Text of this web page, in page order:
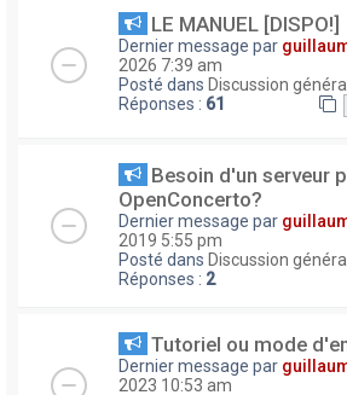
LE MANUEL [DISPO!]
Dernier message par
2026 7:39 am
Posté dans Discussion
Réponses : 61
Besoin d'un serveur
OpenConcerto?
Dernier message par
2019 5:55 pm
Posté dans Discussion
Réponses : 2
Tutoriel ou mode
Dernier message par
2023 10:53 am